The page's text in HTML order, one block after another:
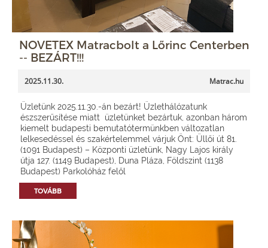
NOVETEX Matracbolt a Lőrinc Centerben
-- BEZÁRT!!!
2025.11.30. Matrac.hu
Üzletünk 2025.11.30.-án bezárt! Üzlethálózatunk
észszerűsítése miatt üzletünket bezártuk, azonban három
kiemelt budapesti bemutatótermünkben változatlan
lelkesedéssel és szakértelemmel várjuk Önt: Üllői út 81.
(1091 Budapest) – Központi üzletünk, Nagy Lajos király
útja 127. (1149 Budapest), Duna Pláza, Földszint (1138
Budapest) Parkolóház felől
TOVÁBB